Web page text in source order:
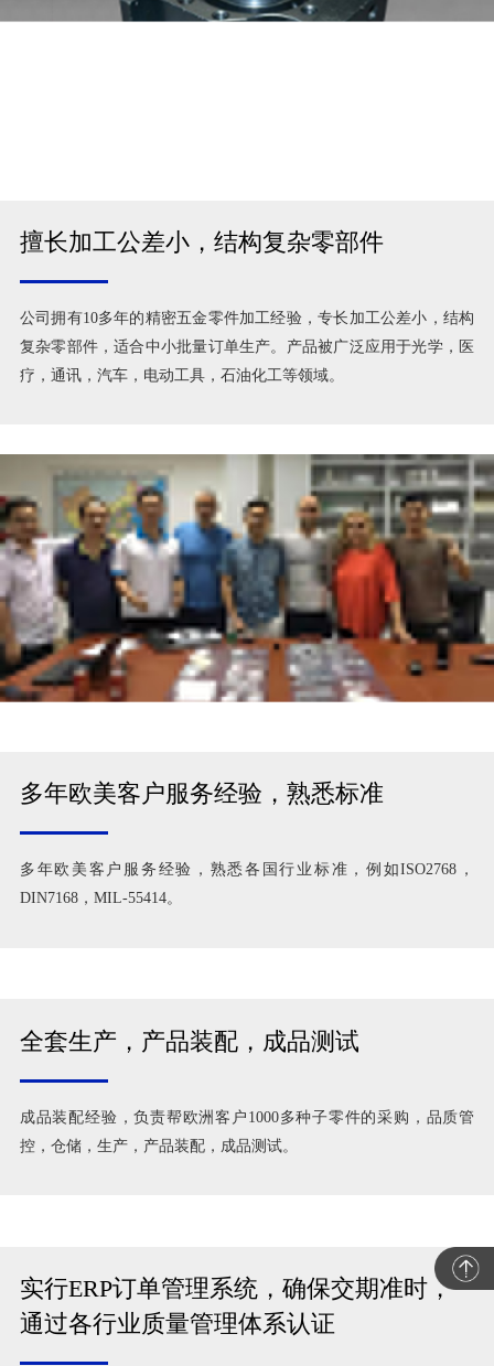
擅长加工公差小，结构复杂零部件
公司拥有10多年的精密五金零件加工经验，专长加工公差小，结构
复杂零部件，适合中小批量订单生产。产品被广泛应用于光学，医
疗，通讯，汽车，电动工具，石油化工等领域。
多年欧美客户服务经验，熟悉标准
多年欧美客户服务经验，熟悉各国行业标准，例如ISO2768，
DIN7168，MIL-55414。
全套生产，产品装配，成品测试
成品装配经验，负责帮欧洲客户1000多种子零件的采购，品质管
控，仓储，生产，产品装配，成品测试。
实行ERP订单管理系统，确保交期准时，
通过各行业质量管理体系认证